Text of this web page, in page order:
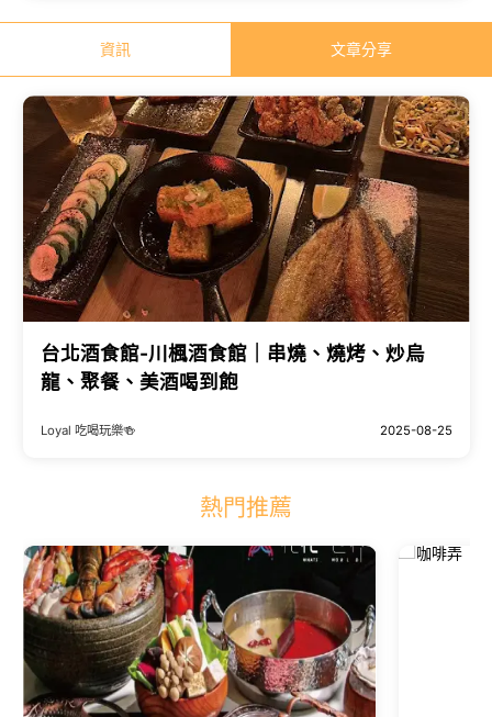
資訊 文章分享
台北酒食館-川楓酒食館｜串燒、燒烤、炒烏
龍、聚餐、美酒喝到飽
Loyal 吃喝玩樂🍻 2025-08-25
熱門推薦